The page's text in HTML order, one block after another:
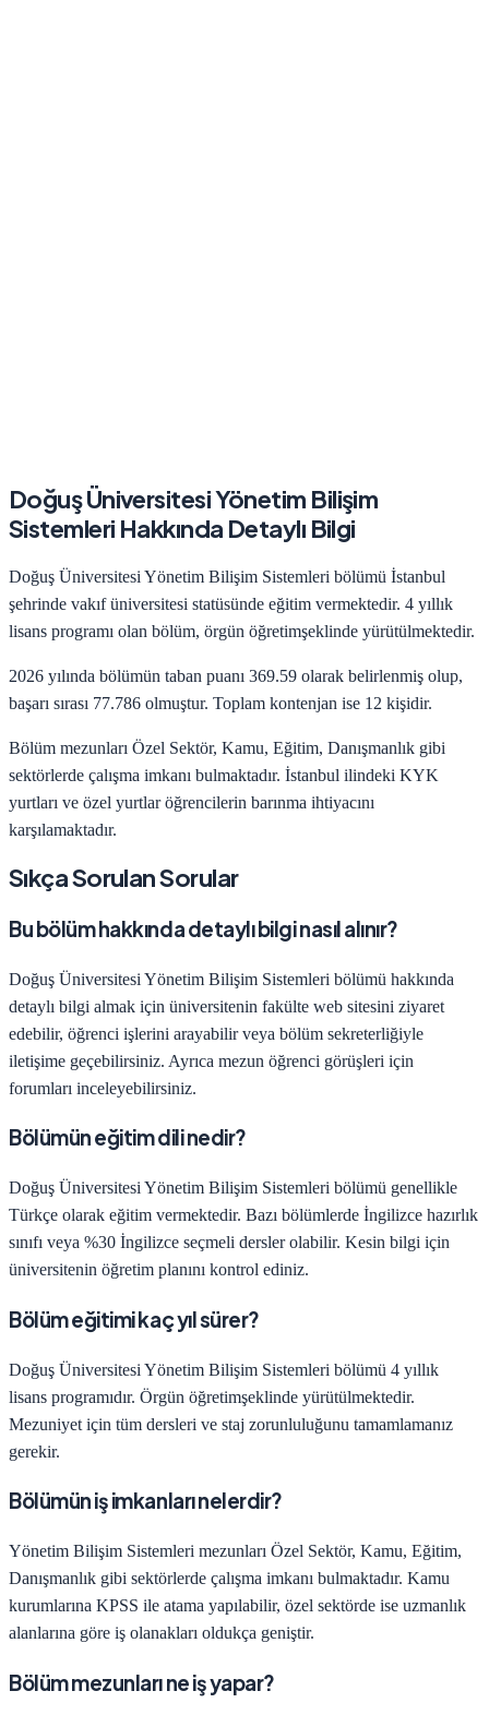
Doğuş ÜniversitesiYönetim Bilişim
Sistemleri Hakkında Detaylı Bilgi
Doğuş Üniversitesi Yönetim Bilişim Sistemleri bölümü İstanbul
şehrinde vakıfüniversitesi statüsünde eğitim vermektedir. 4 yıllık
lisans programı olan bölüm, örgün öğretimşeklinde yürütülmektedir.
2026 yılında bölümün taban puanı 369.59 olarak belirlenmiş olup,
başarı sırası 77.786 olmuştur. Toplam kontenjan ise 12 kişidir.
Bölüm mezunları Özel Sektör, Kamu, Eğitim, Danışmanlık gibi
sektörlerde çalışma imkanı bulmaktadır. İstanbul ilindeki KYK
yurtları ve özel yurtlar öğrencilerin barınma ihtiyacını
karşılamaktadır.
Sıkça Sorulan Sorular
Bu bölüm hakkında detaylı bilgi nasıl alınır?
Doğuş Üniversitesi Yönetim Bilişim Sistemleri bölümü hakkında
detaylı bilgi almak için üniversitenin fakülte web sitesini ziyaret
edebilir, öğrenci işlerini arayabilir veya bölüm sekreterliğiyle
iletişime geçebilirsiniz. Ayrıca mezun öğrenci görüşleri için
forumları inceleyebilirsiniz.
Bölümün eğitim dili nedir?
Doğuş Üniversitesi Yönetim Bilişim Sistemleri bölümü genellikle
Türkçe olarak eğitim vermektedir. Bazı bölümlerde İngilizce hazırlık
sınıfı veya %30 İngilizce seçmeli dersler olabilir. Kesin bilgi için
üniversitenin öğretim planını kontrol ediniz.
Bölüm eğitimi kaç yıl sürer?
Doğuş Üniversitesi Yönetim Bilişim Sistemleri bölümü 4 yıllık
lisans programıdır. Örgün öğretimşeklinde yürütülmektedir.
Mezuniyet için tüm dersleri ve staj zorunluluğunu tamamlamanız
gerekir.
Bölümün iş imkanları nelerdir?
Yönetim Bilişim Sistemleri mezunları Özel Sektör, Kamu, Eğitim,
Danışmanlık gibi sektörlerde çalışma imkanı bulmaktadır. Kamu
kurumlarına KPSS ile atama yapılabilir, özel sektörde ise uzmanlık
alanlarına göre iş olanakları oldukça geniştir.
Bölüm mezunları ne iş yapar?